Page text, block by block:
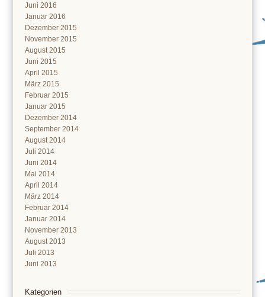
Juni 2016
Januar 2016
Dezember 2015
November 2015
August 2015
Juni 2015
April 2015
März 2015
Februar 2015
Januar 2015
Dezember 2014
September 2014
August 2014
Juli 2014
Juni 2014
Mai 2014
April 2014
März 2014
Februar 2014
Januar 2014
November 2013
August 2013
Juli 2013
Juni 2013
Kategorien